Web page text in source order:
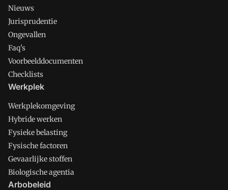
Nieuws
Jurisprudentie
Ongevallen
Faq's
Voorbeelddocumenten
Checklists
Werkplek
Werkplekomgeving
Hybride werken
Fysieke belasting
Fysische factoren
Gevaarlijke stoffen
Biologische agentia
Arbobeleid